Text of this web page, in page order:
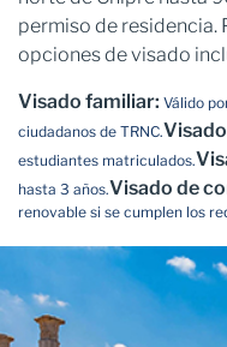
permiso de residencia.
opciones de visado
Visado familiar: Válido
ciudadanos de TRNC.
estudiantes matriculados.
hasta 3 años.Visado de
renovable si se cumplen los